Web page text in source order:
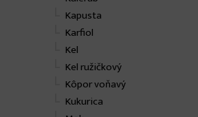
Kapusta
Karfiol
Kel
Kel ružičkový
Kôpor voňavý
Kukurica